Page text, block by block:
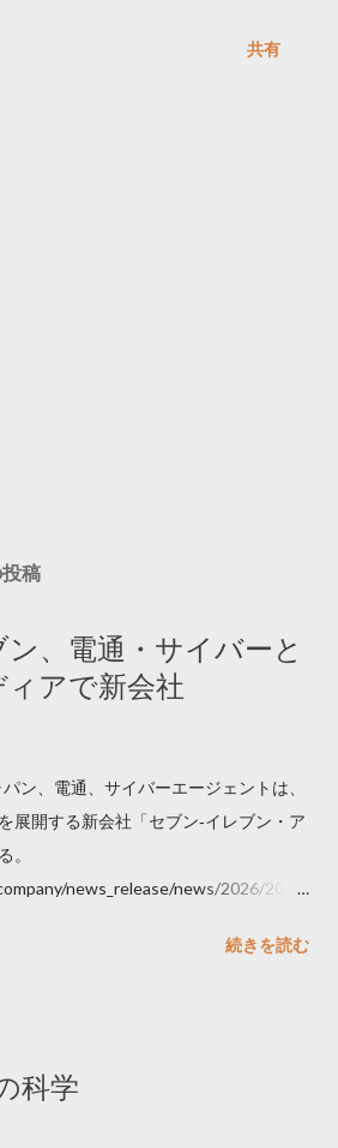
共有
稿
、電通・サイバーと
アで新会社
ン、電通、サイバーエージェントは、
展開する新会社「セブン‐イレブン・ア
。
news_release/news/2026/2026
続きを読む
科学